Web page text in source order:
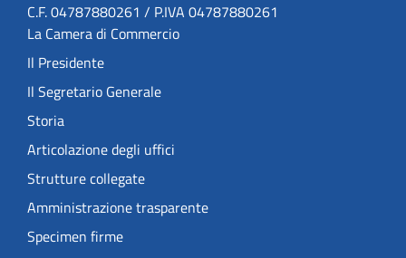
C.F. 04787880261 / P.IVA 04787880261
La Camera di Commercio
Il Presidente
Il Segretario Generale
Storia
Articolazione degli uffici
Strutture collegate
Amministrazione trasparente
Specimen firme